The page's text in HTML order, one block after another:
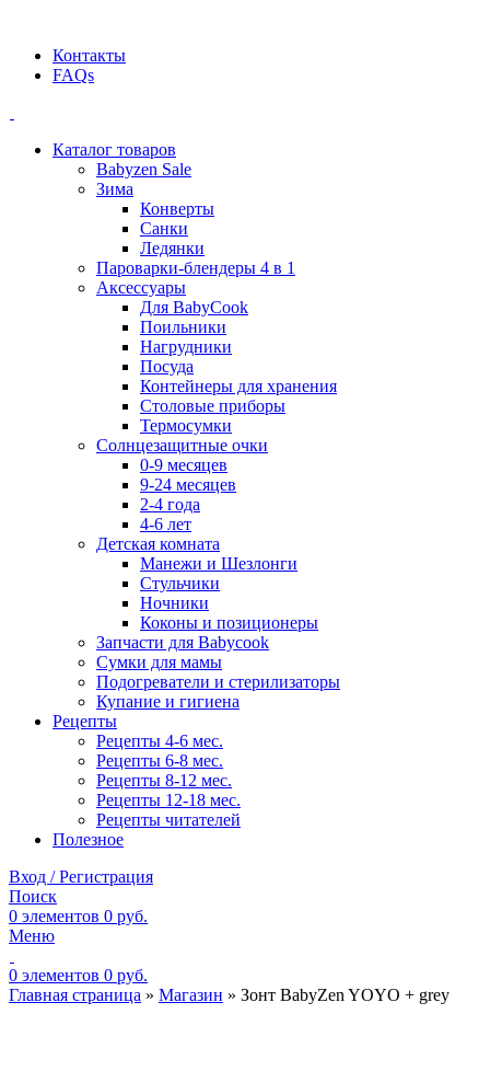
Контакты
FAQs
Каталог товаров
Babyzen Sale
Зима
Конверты
Санки
Ледянки
Пароварки-блендеры 4 в 1
Аксессуары
Для BabyCook
Поильники
Нагрудники
Посуда
Контейнеры для хранения
Столовые приборы
Термосумки
Солнцезащитные очки
0-9 месяцев
9-24 месяцев
2-4 года
4-6 лет
Детская комната
Манежи и Шезлонги
Стульчики
Ночники
Коконы и позиционеры
Запчасти для Babycook
Сумки для мамы
Подогреватели и стерилизаторы
Купание и гигиена
Рецепты
Рецепты 4-6 мес.
Рецепты 6-8 мес.
Рецепты 8-12 мес.
Рецепты 12-18 мес.
Рецепты читателей
Полезное
Вход / Регистрация
Поиск
0 элементов 0 руб.
Меню
0 элементов 0 руб.
Главная страница » Магазин » Зонт BabyZen YOYO + grey